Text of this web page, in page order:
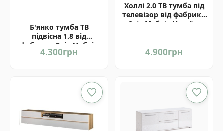
Б'янко тумба ТВ
підвісна 1.8 від
фабрики Світ Меблів
Україна
4.300грн
Холлі 2.0 ТВ тумба під
телевізор від фабрики
Світ Меблів Україна
4.900грн